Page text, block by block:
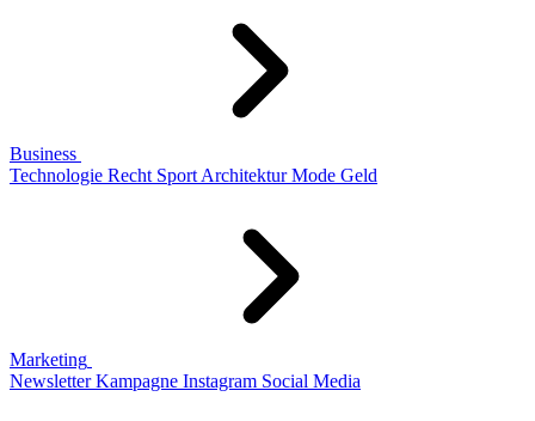
Business
Technologie Recht Sport Architektur Mode Geld
Marketing
Newsletter Kampagne Instagram Social Media